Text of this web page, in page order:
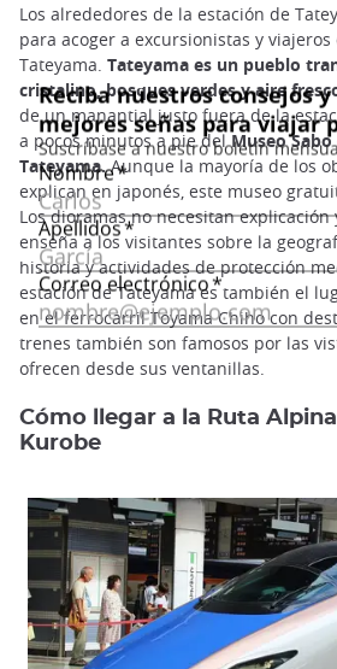
Los alrededores de la estación de
para acoger a excursionistas y
Tateyama. Tateyama es un pueblo
cristalino, bosques verdes y aire
de un manantial justo fuera de la
a pocos minutos a pie delMuseo
Tateyama.Aunque la mayoría de los
explican en japonés, este museo
Los dioramas no necesitan
enseña a los visitantes sobre la
historia y actividades de protección
estación de Tateyama es también el
en el ferrocarril Toyama Chiho con
trenes también son famosos por las
ofrecen desde sus ventanillas.
Cómo llegar a la Ruta
Kurobe